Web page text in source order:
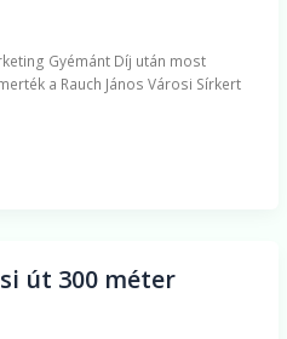
Gyémánt Díj után most
a Rauch János Városi Sírkert
út 300 méter